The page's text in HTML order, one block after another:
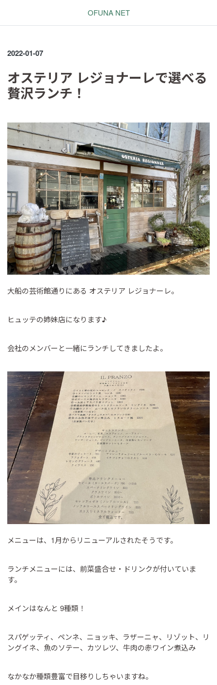
OFUNA NET
2022-01-07
オステリア レジョナーレで選べる
贅沢ランチ！
大船の芸術館通りにある オステリア レジョナーレ。
ヒュッテの姉妹店になります♪
会社のメンバーと一緒にランチしてきましたよ。
メニューは、1月からリニューアルされたそうです。
ランチメニューには、前菜盛合せ・ドリンクが付いていま
す。
メインはなんと 9種類！
スパゲッティ、ペンネ、ニョッキ、ラザーニャ、リゾット、リ
ングイネ、魚のソテー、カツレツ、牛肉の赤ワイン煮込み
なかなか種類豊富で目移りしちゃいますね。